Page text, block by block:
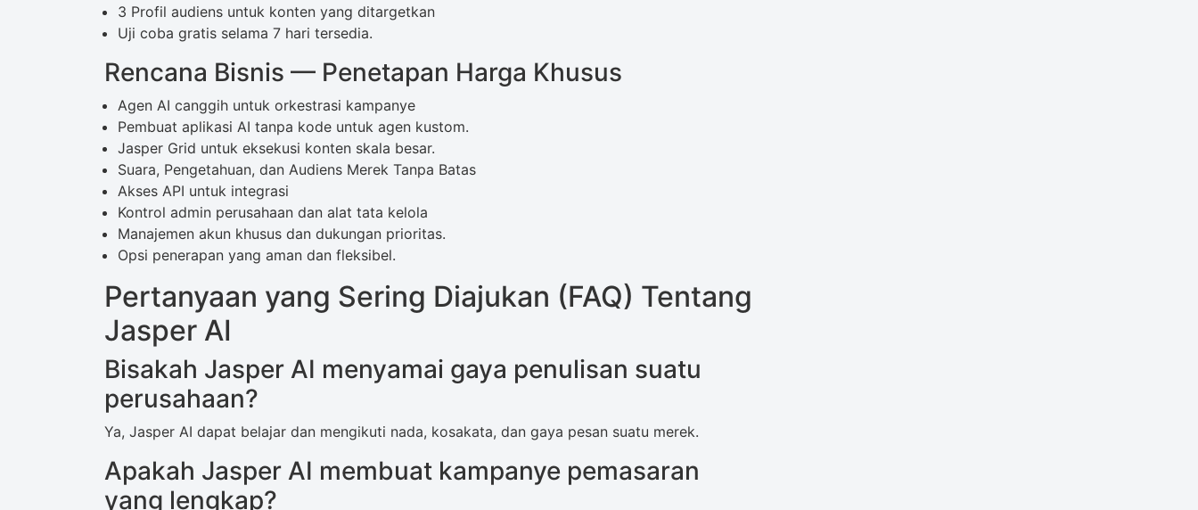
3 Profil audiens untuk konten yang ditargetkan
Uji coba gratis selama 7 hari tersedia.
Rencana Bisnis — Penetapan Harga Khusus
Agen AI canggih untuk orkestrasi kampanye
Pembuat aplikasi AI tanpa kode untuk agen kustom.
Jasper Grid untuk eksekusi konten skala besar.
Suara, Pengetahuan, dan Audiens Merek Tanpa Batas
Akses API untuk integrasi
Kontrol admin perusahaan dan alat tata kelola
Manajemen akun khusus dan dukungan prioritas.
Opsi penerapan yang aman dan fleksibel.
Pertanyaan yang Sering Diajukan (FAQ) Tentang
Jasper AI
Bisakah Jasper AI menyamai gaya penulisan suatu
perusahaan?
Ya, Jasper AI dapat belajar dan mengikuti nada, kosakata, dan gaya pesan suatu merek.
Apakah Jasper AI membuat kampanye pemasaran
yang lengkap?